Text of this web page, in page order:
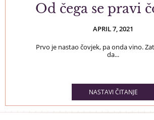
Od čega se pravi
APRIL 7, 2021
Prvo je nastao čovjek, pa onda vino.
da...
NASTAVI ČITANJE